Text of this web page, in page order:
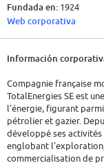
Fundada en: 1924
Web corporativa
Información
Compagnie française
TotalEnergies SE est
l'énergie, figurant
pétrolier et gazier.
développé ses
englobant
commercialisation de